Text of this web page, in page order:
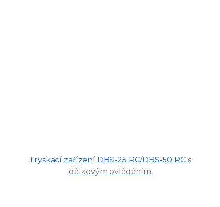
Tryskací zařízení DBS-25 RC/DBS-50 RC s
dálkovým ovládáním